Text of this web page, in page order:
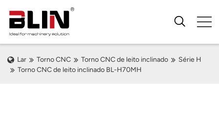
Lar Torno CNC Torno CNC de leito inclinado
Série H
Torno CNC de leito inclinado BL-H70MH